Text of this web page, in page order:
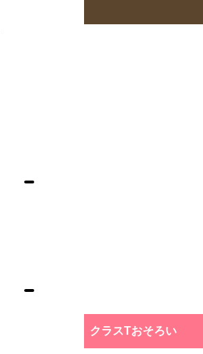
クラスTおそろい